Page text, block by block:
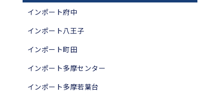
インポート府中
インポート八王子
インポート町田
インポート多摩センター
インポート多摩若葉台